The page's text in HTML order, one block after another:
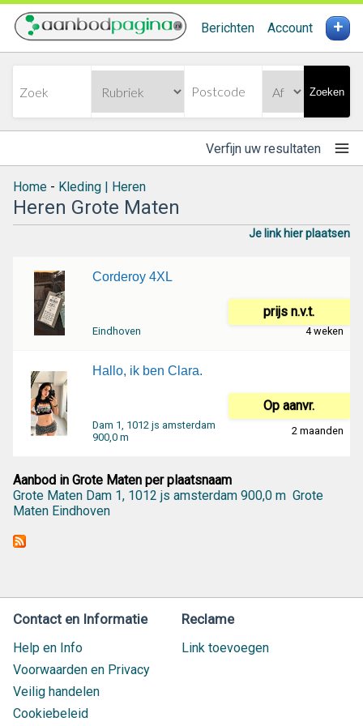
Berichten Account +
Zoeken
Verfijn uw resultaten
Home - Kleding | Heren
Heren Grote Maten
Je link hier plaatsen
Corderoy 4XL
prijs n.v.t.
Eindhoven 4 weken
Hallo, ik ben Clara.
Op aanvr.
Dam 1, 1012 js amsterdam
900,0 m
2 maanden
Aanbod in Grote Maten per plaatsnaam
Grote Maten Dam 1, 1012 js amsterdam 900,0 m Grote
Maten Eindhoven
Contact en Informatie
Help en Info
Voorwaarden en Privacy
Veilig handelen
Cookiebeleid
Reclame
Link toevoegen